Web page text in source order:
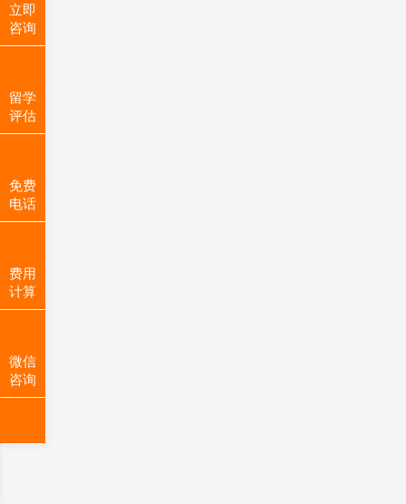
立即
咨询
留学
评估
免费
电话
费用
计算
微信
咨询